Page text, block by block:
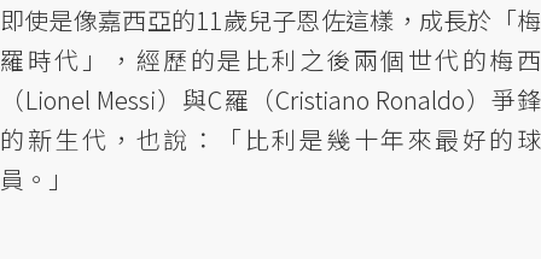
即使是像嘉西亞的11歲兒子恩佐這樣，成長於「梅
羅時代」，經歷的是比利之後兩個世代的梅西
（Lionel Messi）與C羅（Cristiano Ronaldo）爭鋒
的新生代，也說：「比利是幾十年來最好的球
員。」